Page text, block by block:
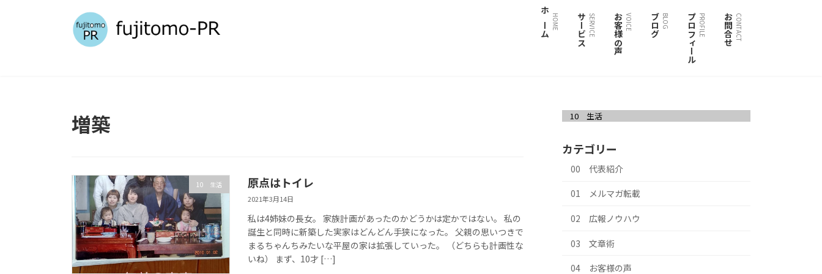
ホーム HOME サービスSERVICE お客様の声 VOICE ブログ BLOG プロフィールPROFILE お問合せCONTACT
増築
10 生活 原点はトイレ
2021年3月14日
私は4姉妹の長女。 家族計画があったのかどうかは定かではない。 私の
誕生と同時に新築した実家はどんどん手狭になった。 父親の思いつきで
まるちゃんちみたいな平屋の家は拡張していった。 （どちらも計画性な
いね） まず、10才 […]
10 生活
カテゴリー
00 代表紹介
01 メルマガ転載
02 広報ノウハウ
03 文章術
04 お客様の声